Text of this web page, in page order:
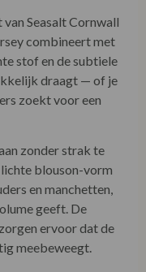
van Seasalt Cornwall
combineert met
stof en de subtiele
draagt — of je
zoekt voor een
zonder strak te
blouson-vorm
en manchetten,
geeft. De
ervoor dat de
meebeweegt.